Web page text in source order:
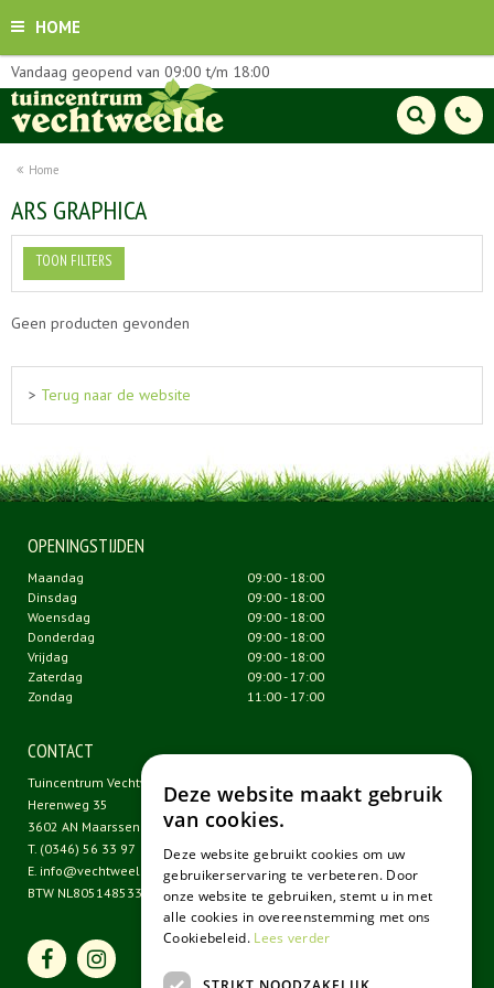
HOME
Home
Vandaag geopend van 09:00 t/m 18:00
ARS GRAPHICA
TOON FILTERS
Geen producten gevonden
> Terug naar de website
OPENINGSTIJDEN
Maandag
09:00 - 18:00
Dinsdag
09:00 - 18:00
Woensdag
09:00 - 18:00
Donderdag
09:00 - 18:00
Vrijdag
09:00 - 18:00
Zaterdag
09:00 - 17:00
Zondag
11:00 - 17:00
CONTACT
Tuincentrum Vechtweelde
Herenweg 35
3602 AN Maarssen
T. (0346) 56 33 97
E. info@vechtweelde.nl
BTW NL805148533B01
Deze website maakt gebruik
van cookies.
Deze website gebruikt cookies om uw
gebruikerservaring te verbeteren. Door
onze website te gebruiken, stemt u in met
alle cookies in overeenstemming met ons
Cookiebeleid. Lees verder